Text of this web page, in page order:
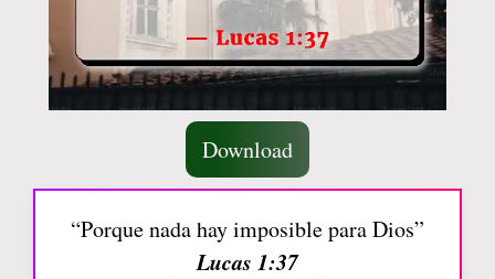
Download
“Porque nada hay imposible para Dios”
Lucas 1:37